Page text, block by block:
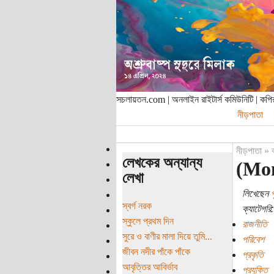
সচলায়তন.com | অনলাইন রাইটার্স কমিউনিটি |
নীড়পাতা
লেখকের অন্যান্য
লেখা
স্বর্গ নরক
স্কুলে প্রথম দিন
সুরে ও বাণীর মালা দিয়ে তুমি...
জীবন নদীর পাঁকে পাঁকে
আবৃত্তির আবির্ভাব
নীড়পাতা»
লিখেছেন
ক্যাটেগরি:
রাজনীতি
পরিবেশ
প্রকৃতি
প্রযুক্তি